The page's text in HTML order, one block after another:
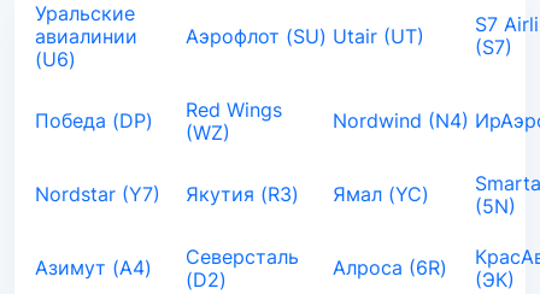
Уральские
авиалинии
(U6)
Аэрофлот (SU) Utair (UT)
S7
(S7)
Победа (DP)
Red Wings
(WZ)
Nordwind (N4)
Nordstar (Y7) Якутия (R3) Ямал (YC)
(5N)
Азимут (A4)
Северсталь
(D2)
Алроса (6R)
(ЭК)